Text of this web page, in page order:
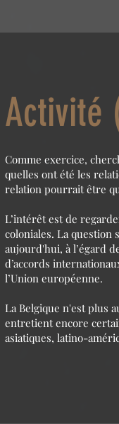
Activité
Comme exercice,
quelles ont été les
relation pourrait être
L’intérêt est de
coloniales. La question
aujourd'hui, à l’égard
d’accords
l’Union européenne.
La Belgique n'est plus
entretient encore
asiatiques, latino-